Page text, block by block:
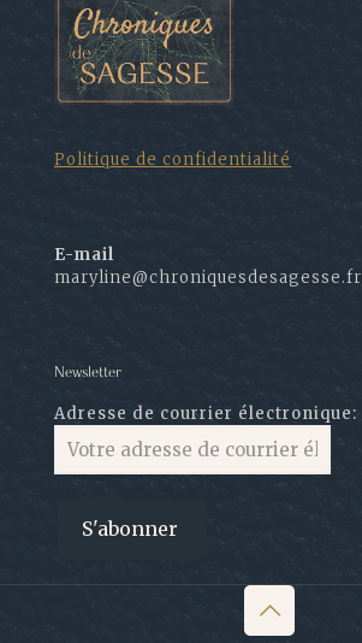
Politique de confidentialité
E-mail
maryline@chroniquesdesagesse.fr
Newsletter
Adresse de courrier électronique: